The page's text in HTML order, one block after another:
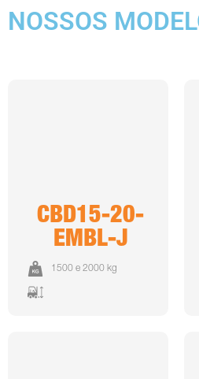
NOSSOS
CBD15-20-
EMBL-J
1500 e 2000 kg